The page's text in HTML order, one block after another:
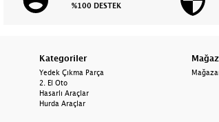
%100 DESTEK
Kategoriler
Yedek Çıkma Parça
2. El Oto
Hasarlı Araçlar
Hurda Araçlar